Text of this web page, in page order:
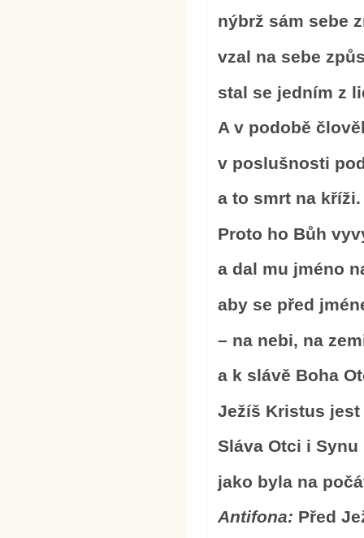
nýbrž sám sebe
vzal na sebe
stal se jedním z
A v podobě
v poslušnosti
a to smrt na kříži.
Proto ho Bůh
a dal mu jméno
aby se před
– na nebi, na
a k slávě Boha
Ježíš Kristus jest
Sláva Otci i
jako byla na
Antifona: Před